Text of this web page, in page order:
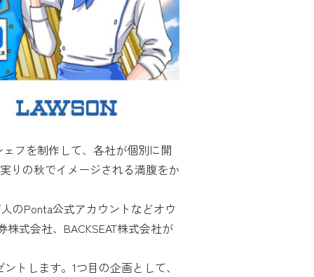
フを制作して、各社が個別に開
りの秋でイメージされる満腹をか
のPonta公式アカウントなどオウ
式会社、BACKSEAT株式会社が
トします。1つ目の企画として、